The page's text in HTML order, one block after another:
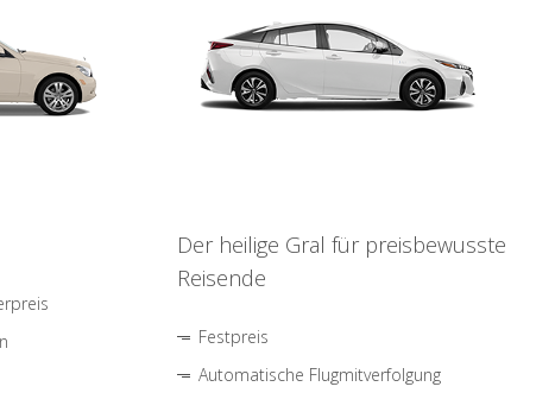
Der heilige Gral für preisbewusste
Reisende
Festpreis
Automatische Flugmitverfolgung